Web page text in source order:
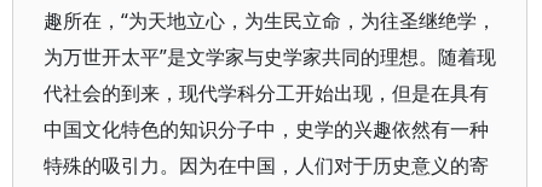
趣所在，“为天地立心，为生民立命，为往圣继绝学，
为万世开太平”是文学家与史学家共同的理想。随着现
代社会的到来，现代学科分工开始出现，但是在具有
中国文化特色的知识分子中，史学的兴趣依然有一种
特殊的吸引力。因为在中国，人们对于历史意义的寄